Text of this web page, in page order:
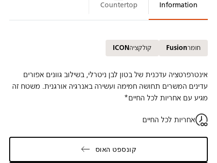
Information
Countertop
חומרFusion קולקציהICON
אינטרפרטציה עדכנית של בטון לבן ניטרלי, בשילוב גוונים אפורים
עדינים המשרים תחושה חמימה ועשירה באנרגיה אורגנית. משטח זה
מגיע עם אחריות לכל החיים*
אחריות לכל החיים
קונספט האוס